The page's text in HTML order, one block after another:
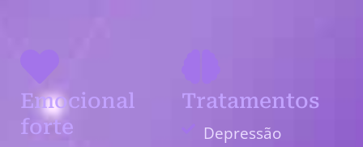
Emocional
forte
Tratamentos
Depressão